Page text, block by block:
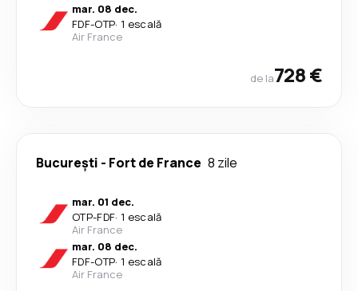
mar. 08 dec.
FDF-OTP· 1 escală
Air France
de la728 €
București - Fort de France 8 zile
mar. 01 dec.
OTP-FDF· 1 escală
Air France
mar. 08 dec.
FDF-OTP· 1 escală
Air France